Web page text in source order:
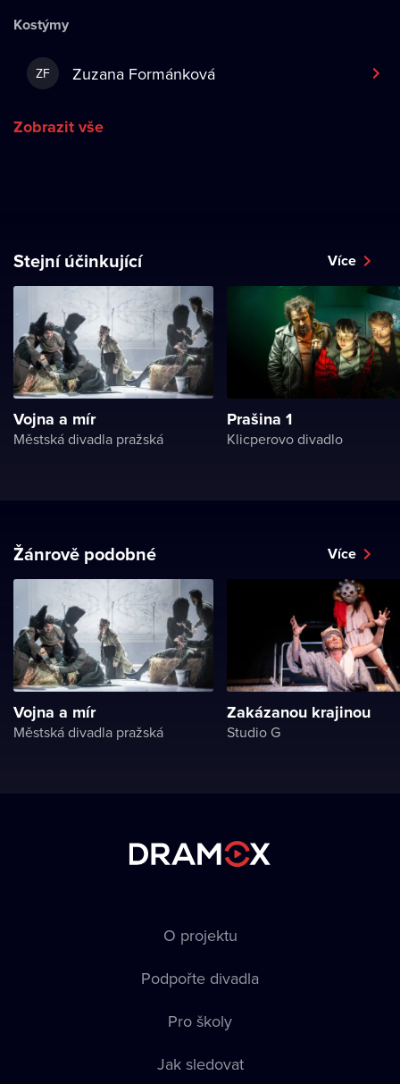
Kostýmy
ZF Zuzana Formánková
Zobrazit vše
Stejní účinkující Více
Vojna a mír
Městská divadla pražská
Prašina 1
Klicperovo divadlo
Žánrově podobné Více
Vojna a mír
Městská divadla pražská
Zakázanou krajinou
Studio G
O projektu
Podpořte divadla
Pro školy
Jak sledovat